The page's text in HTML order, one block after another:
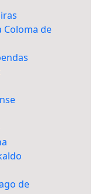
Coloma de
de